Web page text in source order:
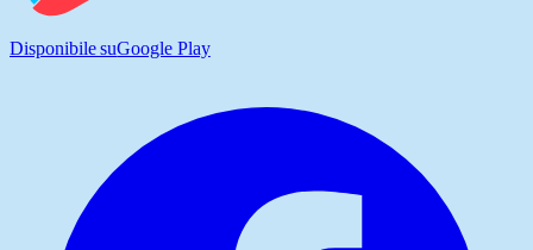
Disponibile suGoogle Play